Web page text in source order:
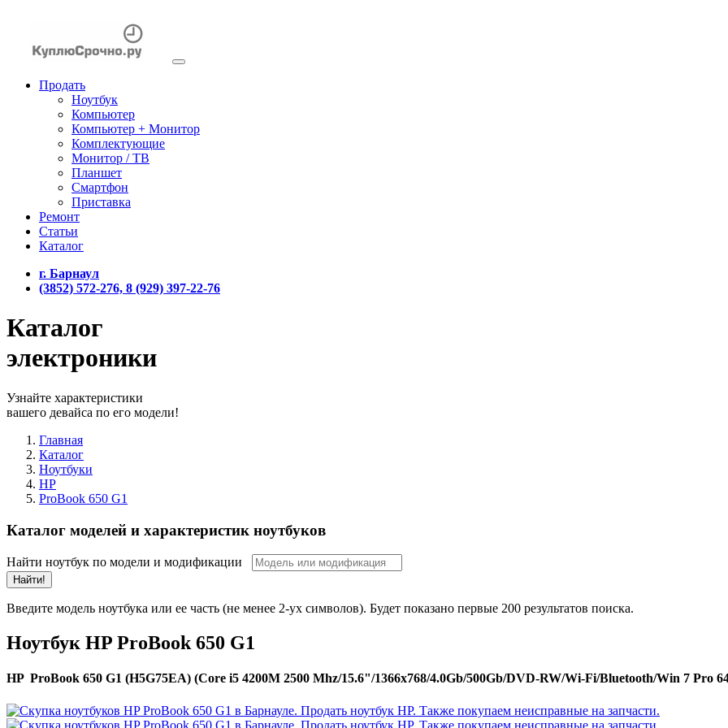
Продать
Ноутбук
Компьютер
Компьютер + Монитор
Комплектующие
Монитор / ТВ
Планшет
Смартфон
Приставка
Ремонт
Статьи
Каталог
г. Барнаул
(3852) 572-276, 8 (929) 397-22-76
Каталог
электроники
Узнайте характеристики
вашего девайса по его модели!
Главная
Каталог
Ноутбуки
HP
ProBook 650 G1
Каталог моделей и характеристик ноутбуков
Найти ноутбук по модели и модификации
Найти!
Введите модель ноутбука или ее часть (не менее 2-ух символов). Будет показано первые 200 результатов поиска.
Ноутбук HP ProBook 650 G1
HP ProBook 650 G1 (H5G75EA) (Core i5 4200M 2500 Mhz/15.6"/1366x768/4.0Gb/500Gb/DVD-RW/Wi-Fi/Bluetooth/Win 7 Pro